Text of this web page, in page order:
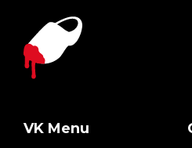
VK Menu